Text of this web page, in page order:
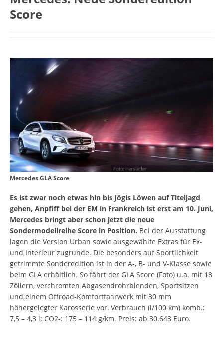
Score
Mercedes GLA Score
Es ist zwar noch etwas hin bis Jögis Löwen auf Titeljagd
gehen, Anpfiff bei der EM in Frankreich ist erst am 10. Juni,
Mercedes bringt aber schon jetzt die neue
Sondermodellreihe Score in Position. Bei der Ausstattung
lagen die Version Urban sowie ausgewählte Extras für Ex-
und Interieur zugrunde. Die besonders auf Sportlichkeit
getrimmte Sonderedition ist in der A-, B- und V-Klasse sowie
beim GLA erhältlich. So fährt der GLA Score (Foto) u.a. mit 18
Zöllern, verchromten Abgasendrohrblenden, Sportsitzen
und einem Offroad-Komfortfahrwerk mit 30 mm
höhergelegter Karosserie vor. Verbrauch (l/100 km) komb.:
7,5 – 4,3 l; CO2-: 175 – 114 g/km. Preis: ab 30.643 Euro.